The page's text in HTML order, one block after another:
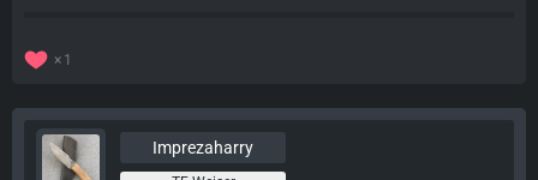
1
Imprezaharry